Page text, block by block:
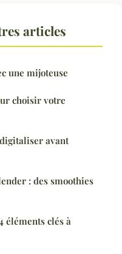
articles
une mijoteuse
choisir votre
avant
: des smoothies
éléments clés à